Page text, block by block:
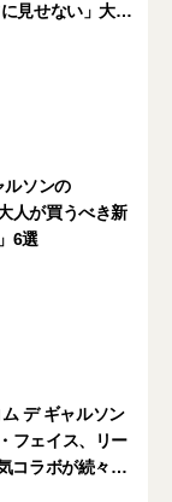
見せない」大人
ルソンの
人が買うべき新
6選
ム デ ギャルソン
フェイス、リー
コラボが続々登